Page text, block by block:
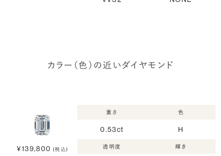
カラー（色）の近いダイヤモンド
¥139,800 (税込)
重さ
0.53ct
色
H
透明度 輝き